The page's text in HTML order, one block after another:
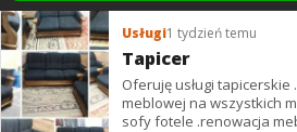
Usługi1 tydzień temu
Tapicer
Oferuję usługi tapicerskie
meblowej na wszystkich